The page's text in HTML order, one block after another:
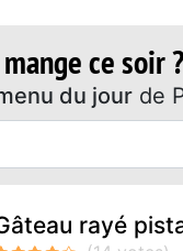
ce soir ?
du jour de
rayé